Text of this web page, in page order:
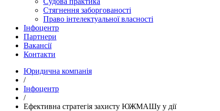
Стягнення заборгованості
Право інтелектуальної власності
Інфоцентр
Партнери
Вакансії
Контакти
Юридична компанія
/
Інфоцентр
/
Ефективна стратегія захисту ЮЖМАШу у дії